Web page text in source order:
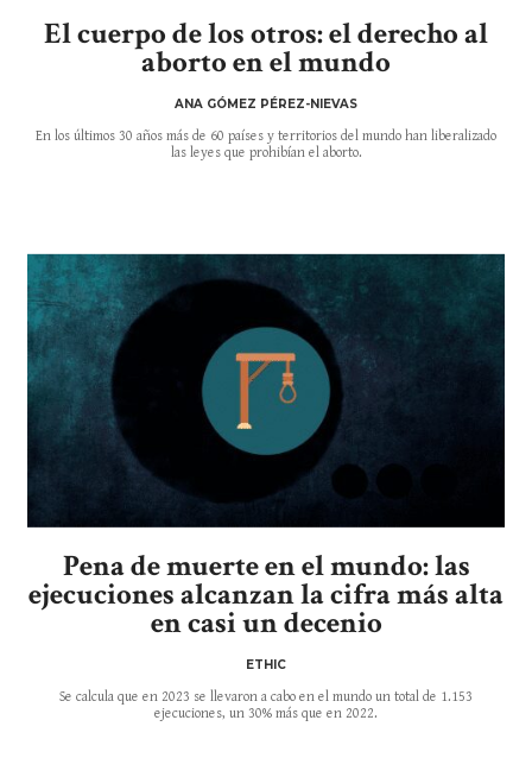
El cuerpo de los otros: el derecho al
aborto en el mundo
ANA GÓMEZ PÉREZ-NIEVAS
En los últimos 30 años más de 60 países y territorios del mundo han liberalizado
las leyes que prohibían el aborto.
Pena de muerte en el mundo: las
ejecuciones alcanzan la cifra más alta
en casi un decenio
ETHIC
Se calcula que en 2023 se llevaron a cabo en el mundo un total de 1.153
ejecuciones, un 30% más que en 2022.